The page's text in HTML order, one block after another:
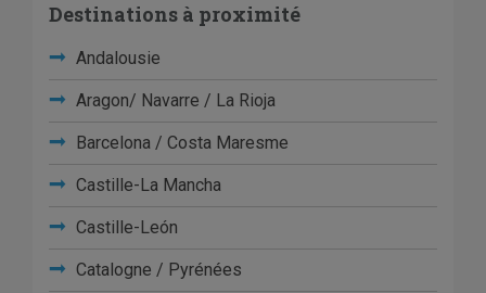
Destinations à proximité
Andalousie
Aragon/ Navarre / La Rioja
Barcelona / Costa Maresme
Castille-La Mancha
Castille-León
Catalogne / Pyrénées